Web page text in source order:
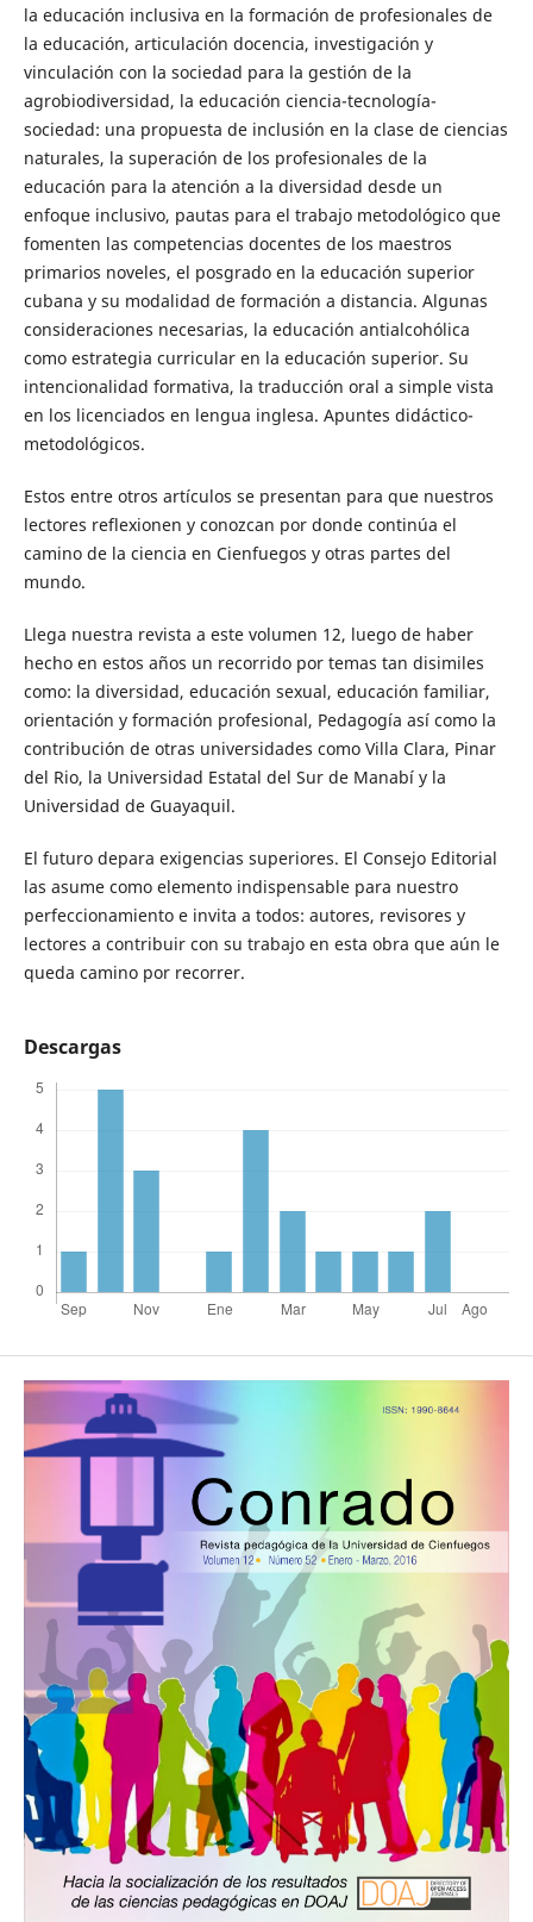
la educación inclusiva en la formación de profesionales de
la educación, articulación docencia, investigación y
vinculación con la sociedad para la gestión de la
agrobiodiversidad, la educación ciencia-tecnología-
sociedad: una propuesta de inclusión en la clase de ciencias
naturales, la superación de los profesionales de la
educación para la atención a la diversidad desde un
enfoque inclusivo, pautas para el trabajo metodológico que
fomenten las competencias docentes de los maestros
primarios noveles, el posgrado en la educación superior
cubana y su modalidad de formación a distancia. Algunas
consideraciones necesarias, la educación antialcohólica
como estrategia curricular en la educación superior. Su
intencionalidad formativa, la traducción oral a simple vista
en los licenciados en lengua inglesa. Apuntes didáctico-
metodológicos.
Estos entre otros artículos se presentan para que nuestros
lectores reflexionen y conozcan por donde continúa el
camino de la ciencia en Cienfuegos y otras partes del
mundo.
Llega nuestra revista a este volumen 12, luego de haber
hecho en estos años un recorrido por temas tan disimiles
como: la diversidad, educación sexual, educación familiar,
orientación y formación profesional, Pedagogía así como la
contribución de otras universidades como Villa Clara, Pinar
del Rio, la Universidad Estatal del Sur de Manabí y la
Universidad de Guayaquil.
El futuro depara exigencias superiores. El Consejo Editorial
las asume como elemento indispensable para nuestro
perfeccionamiento e invita a todos: autores, revisores y
lectores a contribuir con su trabajo en esta obra que aún le
queda camino por recorrer.
Descargas